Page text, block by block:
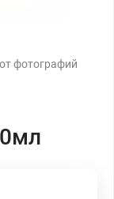
фотографий